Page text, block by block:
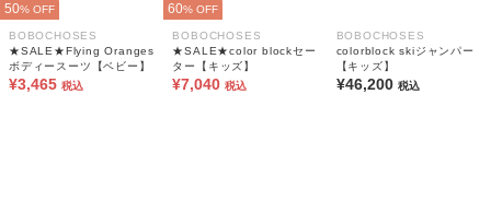
50% OFF
BOBOCHOSES
★SALE★Flying Oranges
ボディースーツ【ベビー】
¥3,465 税込
60% OFF
BOBOCHOSES
★SALE★color blockセー
ター【キッズ】
¥7,040 税込
BOBOCHOSES
colorblock skiジャンパー
【キッズ】
¥46,200 税込